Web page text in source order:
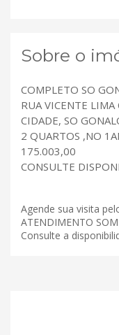
Sobre o
COMPLETO SO
RUA VICENTE
CIDADE, SO
2 QUARTOS ,NO
175.003,00
CONSULTE
Agende sua visita
ATENDIMENTO
Consulte a